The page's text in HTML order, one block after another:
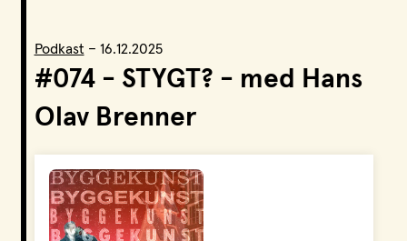
Podkast – 16.12.2025
#074 - STYGT? - med Hans
Olav Brenner